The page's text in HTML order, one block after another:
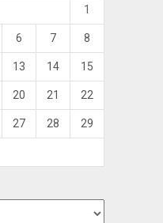
1
6 7 8
13 14 15
20 21 22
27 28 29